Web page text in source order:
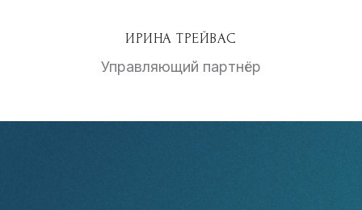
ИРИНА ТРЕЙВАС
Управляющий партнёр